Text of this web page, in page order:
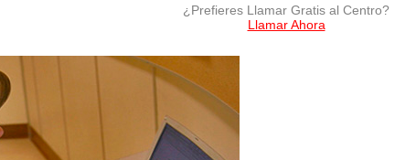
¿Prefieres Llamar Gratis al Centro?
Llamar Ahora